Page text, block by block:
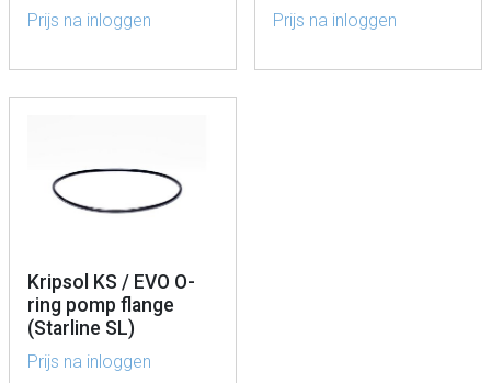
Prijs na inloggen Prijs na inloggen
Kripsol KS / EVO O-
ring pomp flange
(Starline SL)
Prijs na inloggen